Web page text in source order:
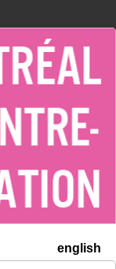
english